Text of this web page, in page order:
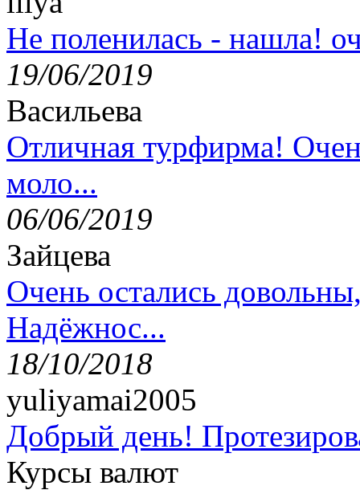
Не поленилась - нашла!
19/06/2019
Васильева
Отличная турфирма!
моло...
06/06/2019
Зайцева
Очень остались
Надёжнос...
18/10/2018
yuliyamai2005
Добрый день!
Курсы валют